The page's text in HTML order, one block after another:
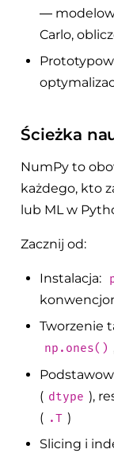
—
Carlo,
Ścieżka
NumPy to
każdego, kto
lub ML w
Zacznij od:
Instalacja:
Tworzenie
np.ones()
( dtype ),
( .T )
Slicing i